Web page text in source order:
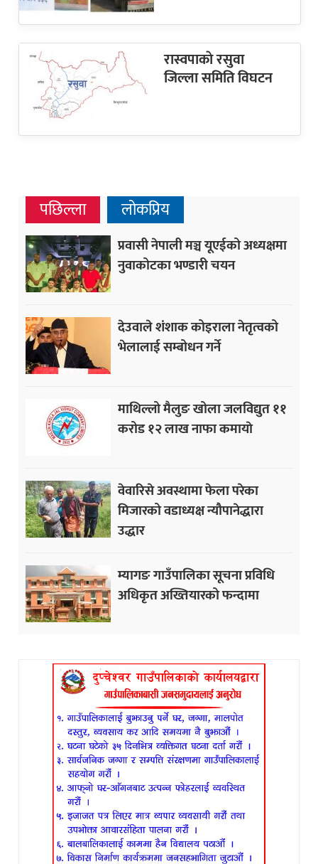
रास्वपाकाे रसुवा
जिल्ला समिति विघटन
पछिल्ला लोकप्रिय
प्रवासी नेपाली मञ्च यूएईको अध्यक्षमा
नुवाकोटका भण्डारी चयन
देउवाले शंशाक कोइराला नेतृत्वको
भेलालाई सम्बोधन गर्ने
माथिल्लो मैलुङ खोला जलविद्युत ११
करोड १२ लाख नाफा कमायाे
वेवारिसे अवस्थामा फेला परेका
मिजारको वडाध्यक्ष न्यौपानेद्धारा
उद्धार
म्यागङ गाउँपालिका सूचना प्रविधि
अधिकृत अख्तियारको फन्दामा